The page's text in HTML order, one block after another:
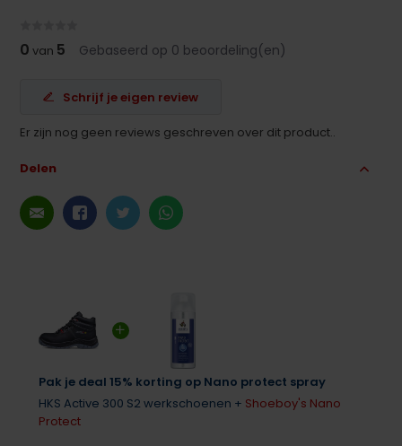
Pak je deal 15% korting op Nano protect spray
HKS Active 300 S2 werkschoenen + Shoeboy's Nano
Protect
0 van 5 Gebaseerd op 0 beoordeling(en)
Schrijf je eigen review
Er zijn nog geen reviews geschreven over dit product..
Delen